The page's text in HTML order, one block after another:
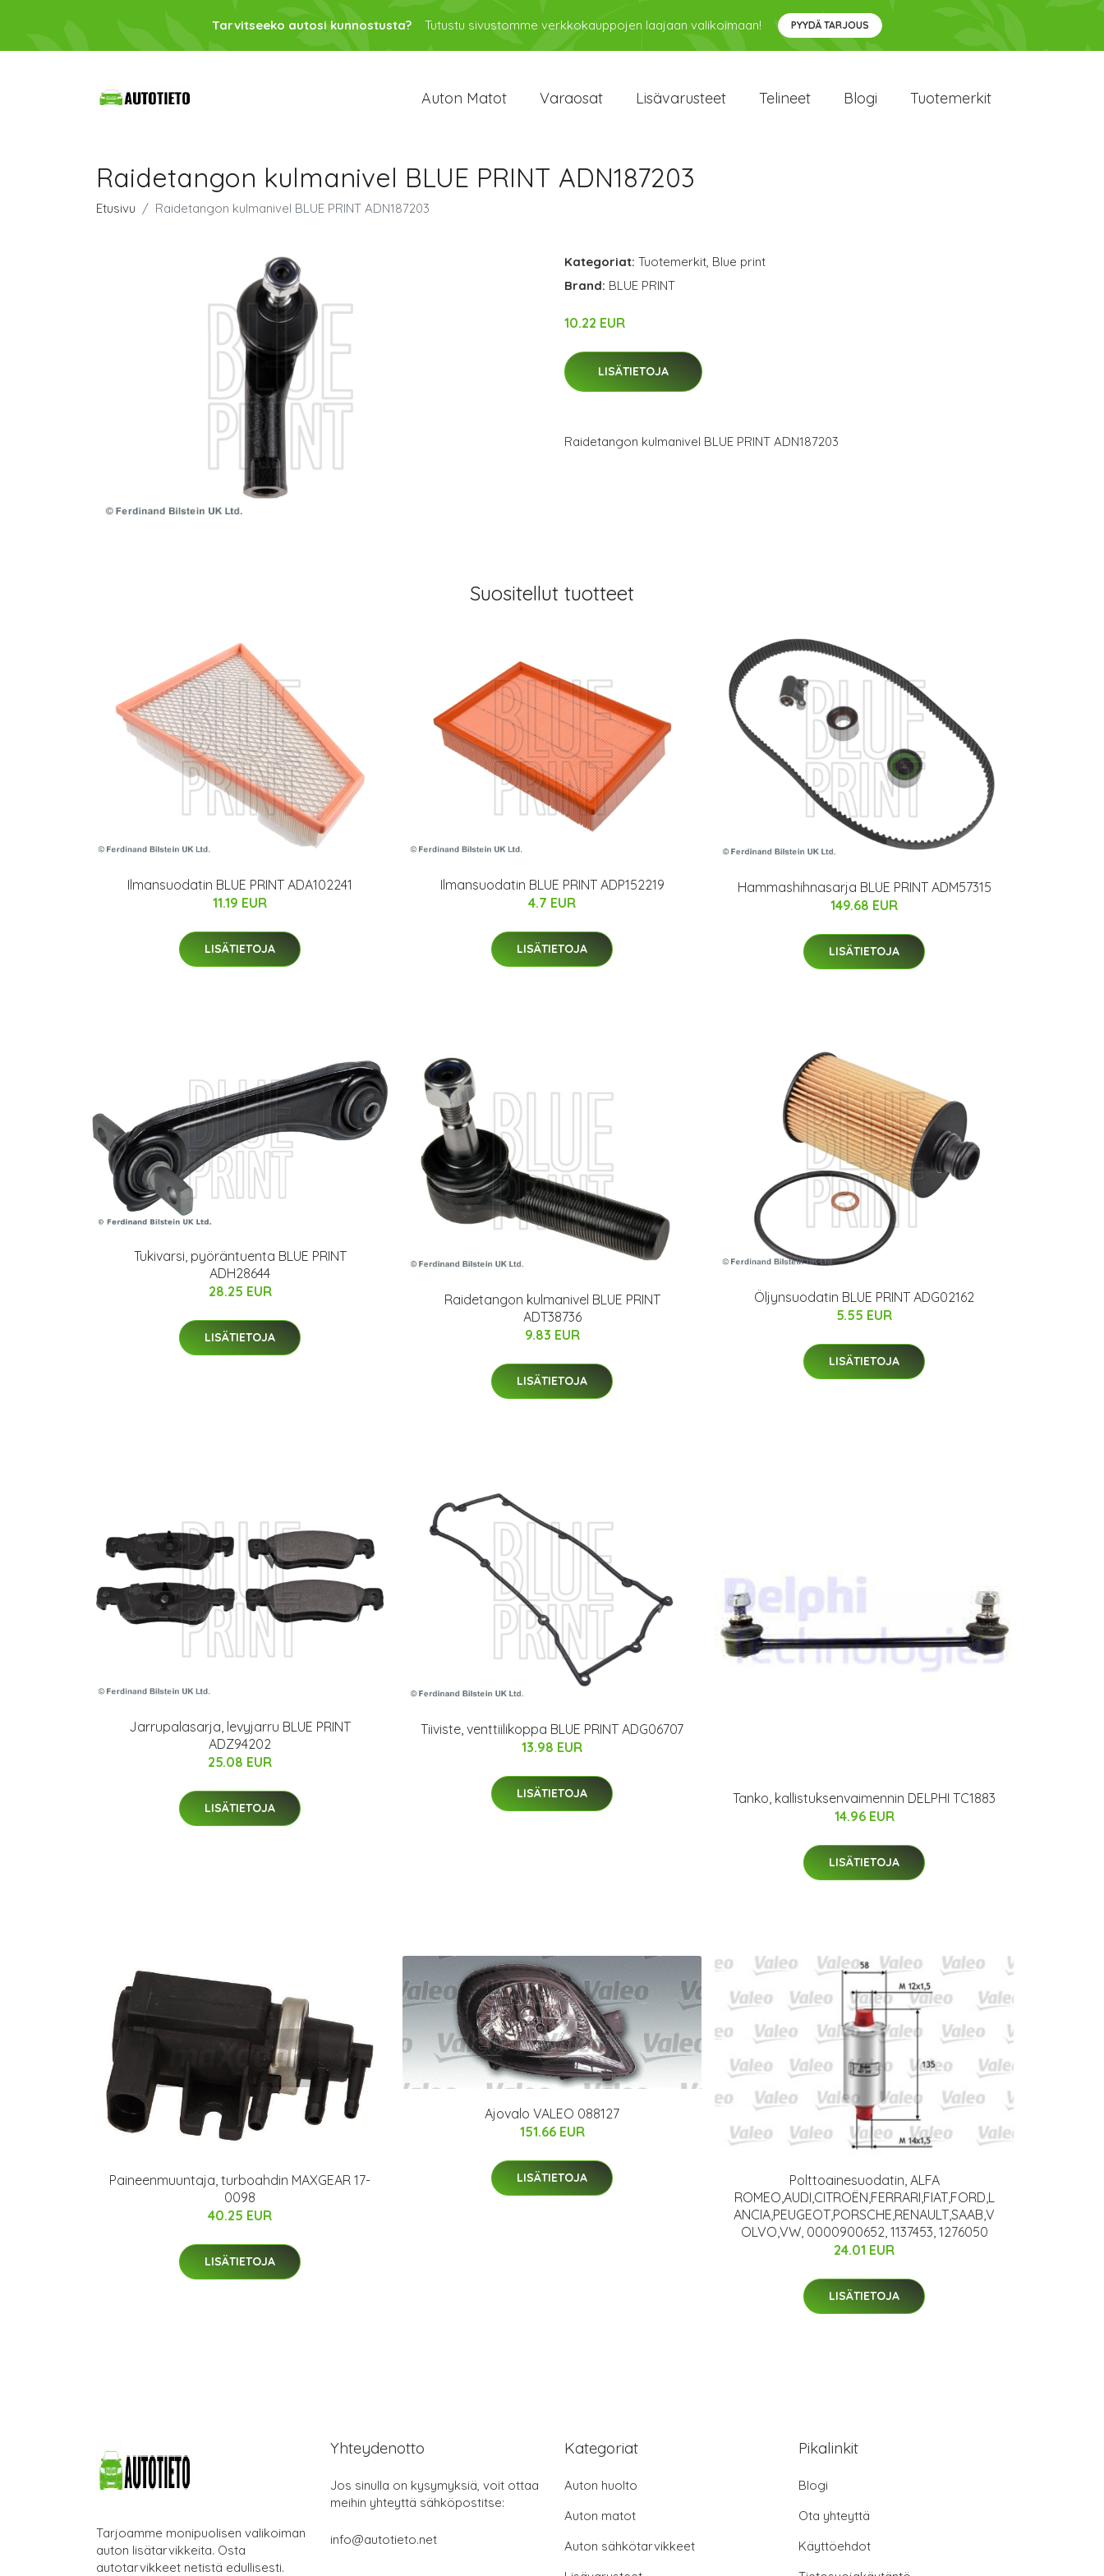
Tarvitseeko autosi kunnostusta? Tutustu sivustomme verkkokauppojen laajaan valikoimaan! PYYDÄ TARJOUS
Auton Matot Varaosat Lisävarusteet Telineet Blogi Tuotemerkit
Raidetangon kulmanivel BLUE PRINT ADN187203
Etusivu Raidetangon kulmanivel BLUE PRINT ADN187203
Kategoriat: Tuotemerkit, Blue print
Brand: BLUE PRINT
10.22 EUR
LISÄTIETOJA
Raidetangon kulmanivel BLUE PRINT ADN187203
Suositellut tuotteet
Ilmansuodatin BLUE PRINT ADA102241
11.19 EUR
LISÄTIETOJA
Ilmansuodatin BLUE PRINT ADP152219
4.7 EUR
LISÄTIETOJA
Hammashihnasarja BLUE PRINT ADM57315
149.68 EUR
LISÄTIETOJA
Tukivarsi, pyöräntuenta BLUE PRINT
ADH28644
28.25 EUR
LISÄTIETOJA
Raidetangon kulmanivel BLUE PRINT
ADT38736
9.83 EUR
LISÄTIETOJA
Öljynsuodatin BLUE PRINT ADG02162
5.55 EUR
LISÄTIETOJA
Jarrupalasarja, levyjarru BLUE PRINT
ADZ94202
25.08 EUR
LISÄTIETOJA
Tiiviste, venttiilikoppa BLUE PRINT ADG06707
13.98 EUR
LISÄTIETOJA
Tanko, kallistuksenvaimennin DELPHI TC1883
14.96 EUR
LISÄTIETOJA
Paineenmuuntaja, turboahdin MAXGEAR 17-
0098
40.25 EUR
LISÄTIETOJA
Ajovalo VALEO 088127
151.66 EUR
LISÄTIETOJA
Polttoainesuodatin, ALFA
ROMEO,AUDI,CITROËN,FERRARI,FIAT,FORD,L
ANCIA,PEUGEOT,PORSCHE,RENAULT,SAAB,V
OLVO,VW, 0000900652, 1137453, 1276050
24.01 EUR
LISÄTIETOJA
Tarjoamme monipuolisen valikoiman
auton lisätarvikkeita. Osta
autotarvikkeet netistä edullisesti.
Yhteydenotto
Jos sinulla on kysymyksiä, voit ottaa
meihin yhteyttä sähköpostitse:
info@autotieto.net
Kategoriat
Auton huolto
Auton matot
Auton sähkötarvikkeet
Pikalinkit
Blogi
Ota yhteyttä
Käyttöehdot